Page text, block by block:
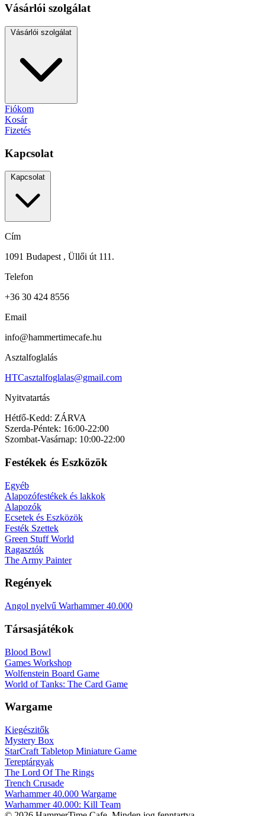
Vásárlói szolgálat
Vásárlói szolgálat
Fiókom
Kosár
Fizetés
Kapcsolat
Kapcsolat
Cím
1091 Budapest , Üllői út 111.
Telefon
+36 30 424 8556
Email
info@hammertimecafe.hu
Asztalfoglalás
HTCasztalfoglalas@gmail.com
Nyitvatartás
Hétfő-Kedd: ZÁRVA
Szerda-Péntek: 16:00-22:00
Szombat-Vasárnap: 10:00-22:00
Festékek és Eszközök
Egyéb
Alapozófestékek és lakkok
Alapozók
Ecsetek és Eszközök
Festék Szettek
Green Stuff World
Ragasztók
The Army Painter
Regények
Angol nyelvű Warhammer 40.000
Társasjátékok
Blood Bowl
Games Workshop
Wolfenstein Board Game
World of Tanks: The Card Game
Wargame
Kiegészitők
Mystery Box
StarCraft Tabletop Miniature Game
Tereptárgyak
The Lord Of The Rings
Trench Crusade
Warhammer 40.000 Wargame
Warhammer 40.000: Kill Team